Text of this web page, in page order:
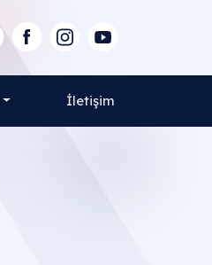
İletişim